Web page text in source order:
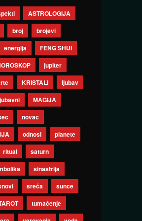
ASTROLOGIJA
broj
brojevi
energija
FENG SHUI
jupiter
KRISTALI
ljubav
MAGIJA
novac
odnosi
planete
ritual
saturn
sinastrija
sreća
sunce
tumačenje